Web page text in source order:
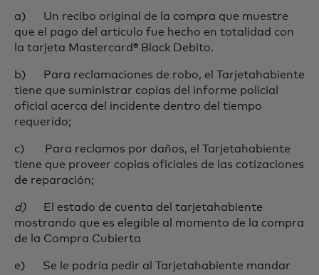
a) Un recibo original de la compra que muestre
que el pago del artículo fue hecho en totalidad con
la tarjeta Mastercard® Black Debito.
b) Para reclamaciones de robo, el Tarjetahabiente
tiene que suministrar copias del informe policial
oficial acerca del incidente dentro del tiempo
requerido;
c) Para reclamos por daños, el Tarjetahabiente
tiene que proveer copias oficiales de las cotizaciones
de reparación;
d)
El estado de cuenta del tarjetahabiente
mostrando que es elegible al momento de la compra
de la Compra Cubierta
e) Se le podría pedir al Tarjetahabiente mandar